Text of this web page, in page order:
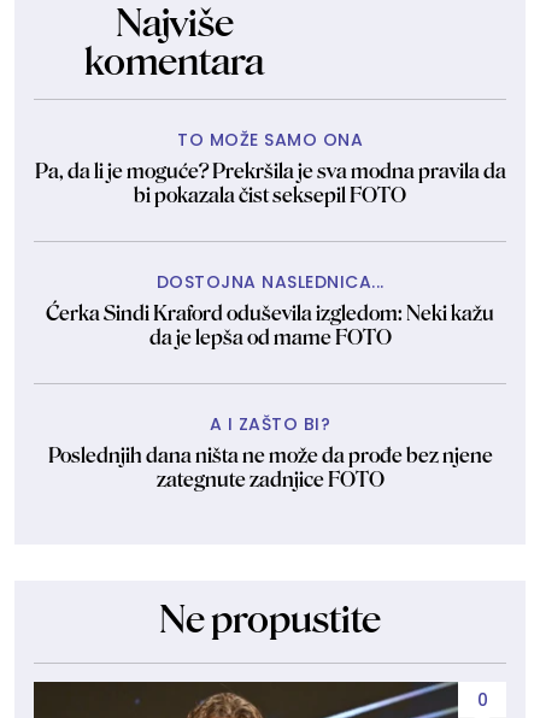
Najviše
komentara
TO MOŽE SAMO ONA
Pa, da li je moguće? Prekršila je sva modna pravila da
bi pokazala čist seksepil FOTO
DOSTOJNA NASLEDNICA...
Ćerka Sindi Kraford oduševila izgledom: Neki kažu
da je lepša od mame FOTO
A I ZAŠTO BI?
Poslednjih dana ništa ne može da prođe bez njene
zategnute zadnjice FOTO
Ne propustite
0